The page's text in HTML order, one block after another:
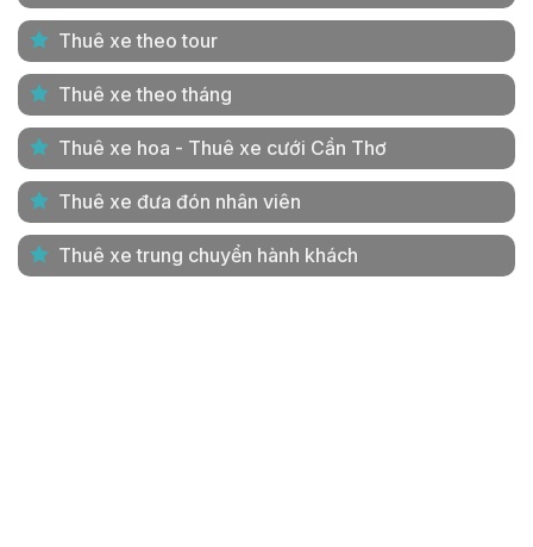
Thuê xe theo tour
Thuê xe theo tháng
Thuê xe hoa - Thuê xe cưới Cần Thơ
Thuê xe đưa đón nhân viên
Thuê xe trung chuyển hành khách